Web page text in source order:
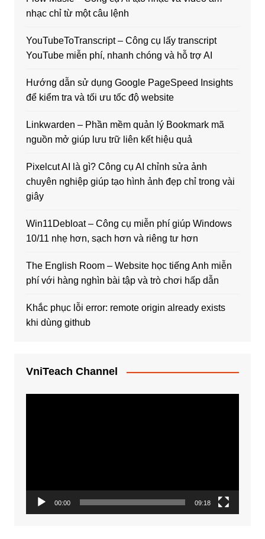
nhạc chỉ từ một câu lệnh
YouTubeToTranscript – Công cụ lấy transcript
YouTube miễn phí, nhanh chóng và hỗ trợ AI
Hướng dẫn sử dụng Google PageSpeed Insights
để kiểm tra và tối ưu tốc độ website
Linkwarden – Phần mềm quản lý Bookmark mã
nguồn mở giúp lưu trữ liên kết hiệu quả
Pixelcut AI là gì? Công cụ AI chỉnh sửa ảnh
chuyên nghiệp giúp tạo hình ảnh đẹp chỉ trong vài
giây
Win11Debloat – Công cụ miễn phí giúp Windows
10/11 nhẹ hơn, sạch hơn và riêng tư hơn
The English Room – Website học tiếng Anh miễn
phí với hàng nghìn bài tập và trò chơi hấp dẫn
Khắc phục lỗi error: remote origin already exists
khi dùng github
VniTeach Channel
00:00 09:18